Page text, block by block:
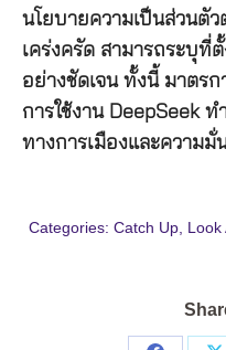
นโยบายความเป็นส่วนตั
เคร่งครัด สามารถระบุที่
อย่างชัดเจน ทั้งนี้ มาตร
การใช้งาน DeepSeek ท
ทางการเมืองและความมั่
Categories: Catch Up, Look